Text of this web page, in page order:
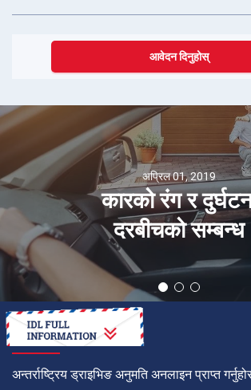
आवेदन दिनुहोस्
अप्रिल 01, 2019
कारको रंग र
दरबीचको सम्बन्ध
कसरी गर्ने
अन्तर्राष्ट्रिय ड्राइभिङ अनुमति अनलाइन प्राप्त